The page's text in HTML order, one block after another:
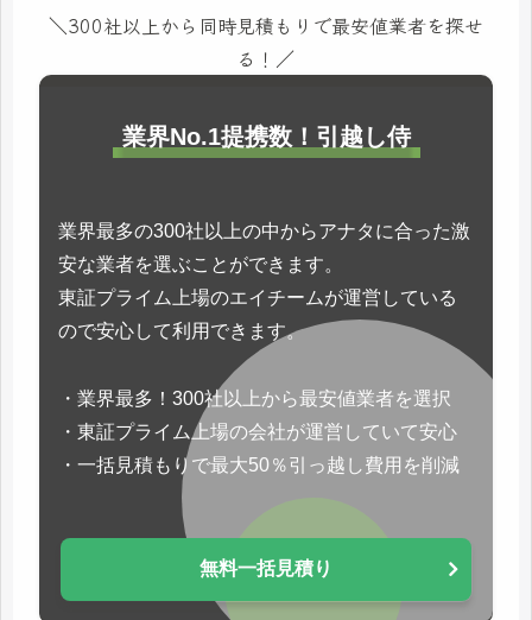
＼300社以上から同時見積もりで最安値業者を探せ
る！／
業界No.1提携数！引越し侍
業界最多の300社以上の中からアナタに合った激
安な業者を選ぶことができます。
東証プライム上場のエイチームが運営している
ので安心して利用できます。
・業界最多！300社以上から最安値業者を選択
・東証プライム上場の会社が運営していて安心
・一括見積もりで最大50％引っ越し費用を削減
無料一括見積り